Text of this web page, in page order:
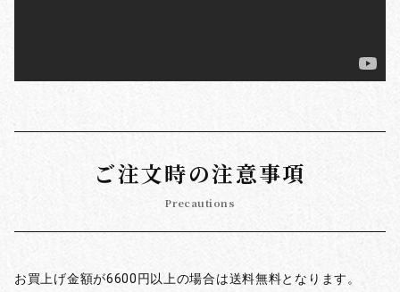
ご注文時の注意事項
Precautions
お買上げ金額が6600円以上の場合は送料無料となります。